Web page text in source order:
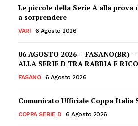
Le piccole della Serie A alla
a sorprendere
VARI 6 Agosto 2026
06 AGOSTO 2026 – FASANO(BR)
ALLA SERIE D TRA RABBIA E
FASANO 6 Agosto 2026
Comunicato Ufficiale Coppa Italia
COPPA SERIE D 6 Agosto 2026